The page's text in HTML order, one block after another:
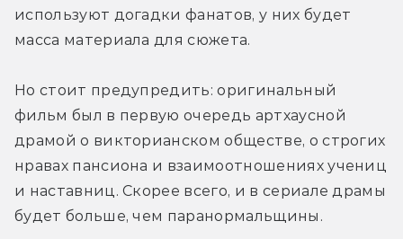
используют догадки фанатов, у них будет
масса материала для сюжета.
Но стоит предупредить: оригинальный
фильм был в первую очередь артхаусной
драмой о викторианском обществе, о строгих
нравах пансиона и взаимоотношениях учениц
и наставниц. Скорее всего, и в сериале драмы
будет больше, чем паранормальщины.